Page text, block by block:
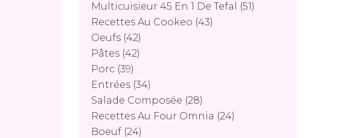
Multicuisieur 45 En 1 De Tefal
(51)
Recettes Au Cookeo (43)
Oeufs (42)
Pâtes (42)
Porc (39)
Entrées (34)
Salade Composée (28)
Recettes Au Four Omnia (24)
Boeuf (24)